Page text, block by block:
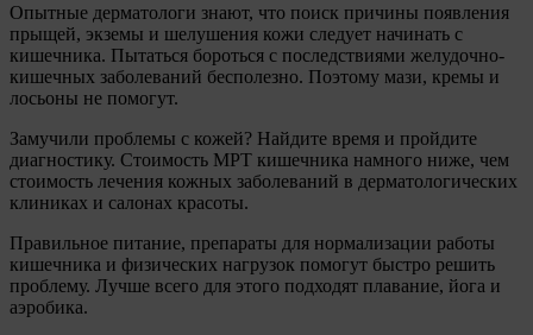
Опытные дерматологи знают, что поиск причины появления
прыщей, экземы и шелушения кожи следует начинать с
кишечника. Пытаться бороться с последствиями желудочно-
кишечных заболеваний бесполезно. Поэтому мази, кремы и
лосьоны не помогут.
Замучили проблемы с кожей? Найдите время и пройдите
диагностику. Стоимость МРТ кишечника намного ниже, чем
стоимость лечения кожных заболеваний в дерматологических
клиниках и салонах красоты.
Правильное питание, препараты для нормализации работы
кишечника и физических нагрузок помогут быстро решить
проблему. Лучше всего для этого подходят плавание, йога и
аэробика.